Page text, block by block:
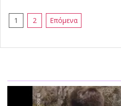
Σελιδοποίηση
1 2 Επόμενα